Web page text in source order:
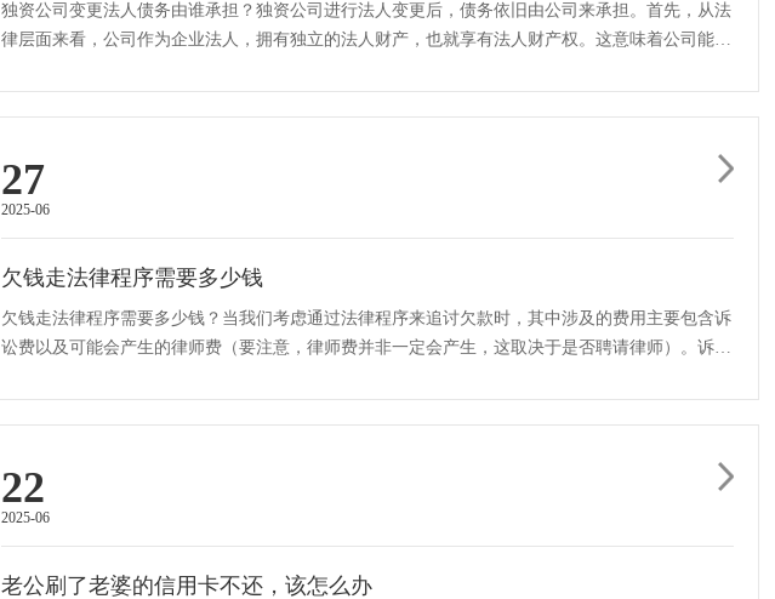
独资公司变更法人债务由谁承担？独资公司进行法人变更后，债务依旧由公司来承担。首先，从法
律层面来看，公司作为企业法人，拥有独立的法人财产，也就享有法人财产权。这意味着公司能够
27
2025-06
欠钱走法律程序需要多少钱
欠钱走法律程序需要多少钱？当我们考虑通过法律程序来追讨欠款时，其中涉及的费用主要包含诉
讼费以及可能会产生的律师费（要注意，律师费并非一定会产生，这取决于是否聘请律师）。诉讼
22
2025-06
老公刷了老婆的信用卡不还，该怎么办